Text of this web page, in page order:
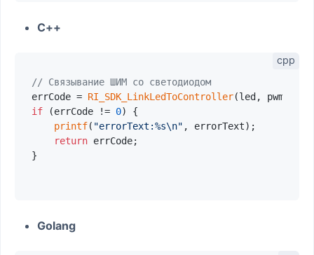
C++
// Связывание ШИМ со светодиодом
errCode = RI_SDK_LinkLedToController(led, pwm,
if (errCode != 0) {
printf( "errorText:%s\n" , errorText);
return errCode;
}
Golang